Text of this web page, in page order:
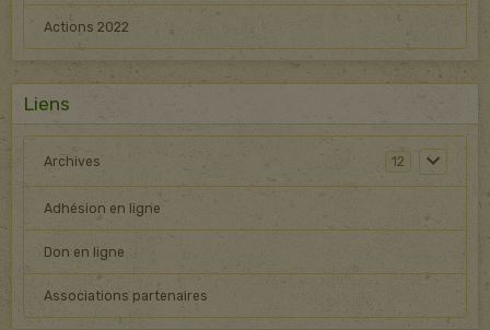
Actions 2022
Liens
Archives 12
Adhésion en ligne
Don en ligne
Associations partenaires